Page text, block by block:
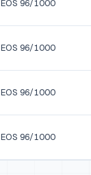
EOS 96/1000
EOS 96/1000
EOS 96/1000
EOS 96/1000